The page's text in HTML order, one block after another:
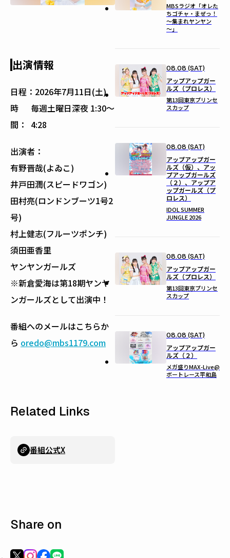
出演情報
日程： 2026年7月11日(土)
時
間：
毎週土曜日深夜 1:30〜
4:28
出演者：
有野晋哉(よゐこ)
井戸田潤(スピードワゴン)
田村亮(ロンドンブーツ1号2
号)
村上健志(フルーツポンチ)
須田亜香里
ヤンヤンガールズ
※新倉愛海は第18期ヤンヤ
ンガールズとして出演中！
番組へのメールはこちらか
ら oredo@mbs1179.com
Related Links
番組公式X
Share on
MBSラジオ「オレた
ちゴチャ・まぜっ！
～集まれヤンヤン
～」
08.08 (SAT)
アップアップガー
ルズ（プロレス）
第13回東京プリンセ
スカップ
08.08 (SAT)
アップアップガー
ルズ（仮）、アッ
プアップガールズ
（２）、アップア
ップガールズ（プ
ロレス）
IDOL SUMMER
JUNGLE 2026
08.08 (SAT)
アップアップガー
ルズ（プロレス）
第13回東京プリンセ
スカップ
08.08 (SAT)
アップアップガー
ルズ（２）
メガ盛りMAX-Live@
ボートレース平和島